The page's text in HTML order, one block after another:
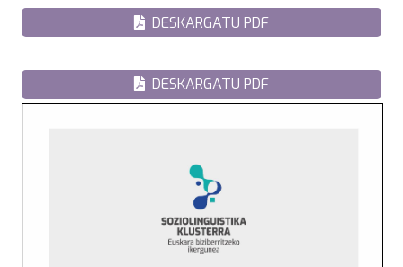
DESKARGATU PDF
DESKARGATU PDF